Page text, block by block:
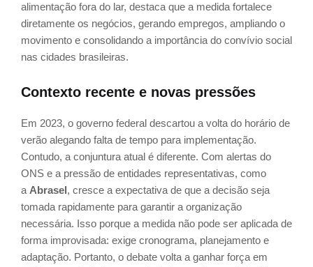
alimentação fora do lar, destaca que a medida fortalece
diretamente os negócios, gerando empregos, ampliando o
movimento e consolidando a importância do convívio social
nas cidades brasileiras.
Contexto recente e novas pressões
Em 2023, o governo federal descartou a volta do horário de
verão alegando falta de tempo para implementação.
Contudo, a conjuntura atual é diferente. Com alertas do
ONS e a pressão de entidades representativas, como
a Abrasel, cresce a expectativa de que a decisão seja
tomada rapidamente para garantir a organização
necessária. Isso porque a medida não pode ser aplicada de
forma improvisada: exige cronograma, planejamento e
adaptação. Portanto, o debate volta a ganhar força em